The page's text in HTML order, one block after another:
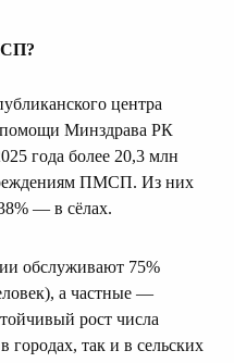
центра
помощи Минздрава РК
года более 20,3 млн
ПМСП. Из них
— в сёлах.
обслуживают 75%
а частные —
рост числа
городах, так и в сельских